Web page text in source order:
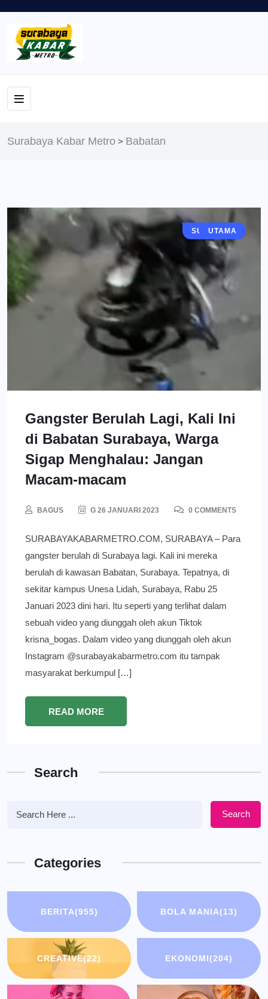
Surabaya Kabar Metro > Babatan
BERITA
SURABAYA
UTAMA
Gangster Berulah Lagi, Kali Ini
di Babatan Surabaya, Warga
Sigap Menghalau: Jangan
Macam-macam
BAGUS G 26 JANUARI 2023 0 COMMENTS
SURABAYAKABARMETRO.COM, SURABAYA – Para
gangster berulah di Surabaya lagi. Kali ini mereka
berulah di kawasan Babatan, Surabaya. Tepatnya, di
sekitar kampus Unesa Lidah, Surabaya, Rabu 25
Januari 2023 dini hari. Itu seperti yang terlihat dalam
sebuah video yang diunggah oleh akun Tiktok
krisna_bogas. Dalam video yang diunggah oleh akun
Instagram @surabayakabarmetro.com itu tampak
masyarakat berkumpul […]
READ MORE
Search
Search
Categories
BERITA(955) BOLA MANIA(13)
CREATIVE(22) EKONOMI(204)